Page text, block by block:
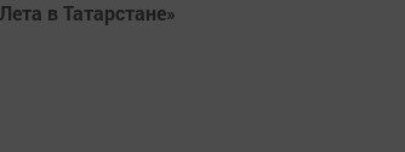
в Татарстане»